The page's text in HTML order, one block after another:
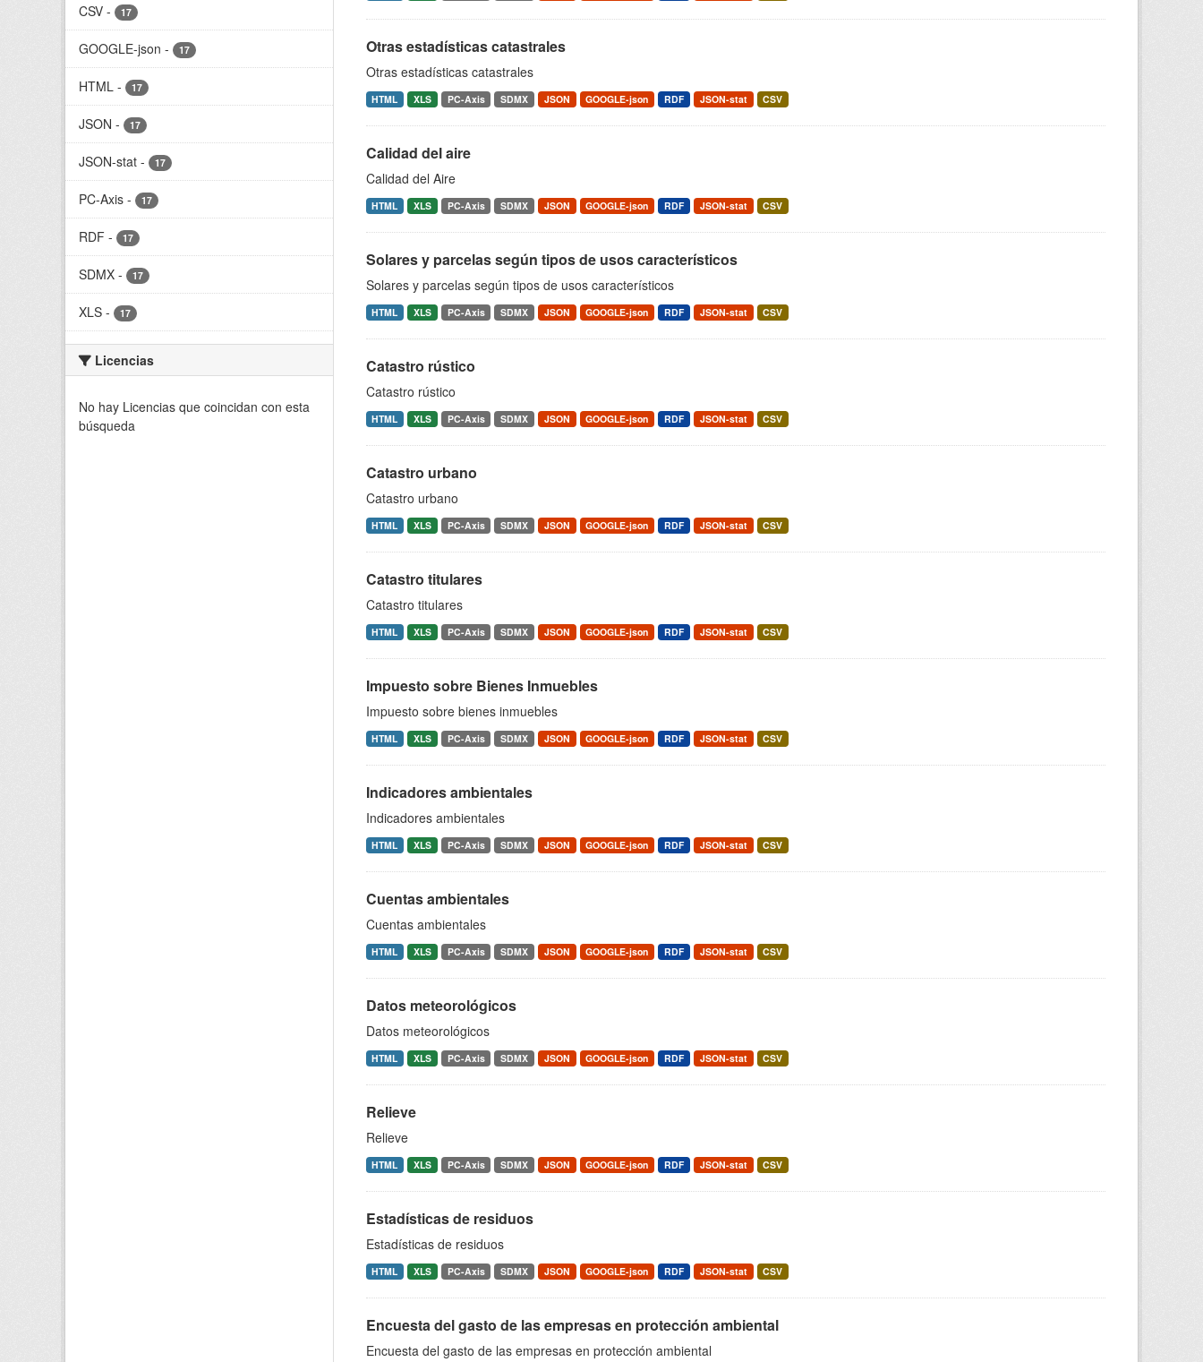
CSV - 17
GOOGLE-json - 17
HTML - 17
JSON - 17
JSON-stat - 17
PC-Axis - 17
RDF - 17
SDMX - 17
XLS - 17
Licencias
No hay Licencias que coincidan con esta
búsqueda
Otras estadísticas catastrales
Otras estadísticas catastrales
HTML XLS PC-Axis SDMX JSON GOOGLE-json RDF JSON-stat CSV
Calidad del aire
Calidad del Aire
HTML XLS PC-Axis SDMX JSON GOOGLE-json RDF JSON-stat CSV
Solares y parcelas según tipos de usos característicos
Solares y parcelas según tipos de usos característicos
HTML XLS PC-Axis SDMX JSON GOOGLE-json RDF JSON-stat CSV
Catastro rústico
Catastro rústico
HTML XLS PC-Axis SDMX JSON GOOGLE-json RDF JSON-stat CSV
Catastro urbano
Catastro urbano
HTML XLS PC-Axis SDMX JSON GOOGLE-json RDF JSON-stat CSV
Catastro titulares
Catastro titulares
HTML XLS PC-Axis SDMX JSON GOOGLE-json RDF JSON-stat CSV
Impuesto sobre Bienes Inmuebles
Impuesto sobre bienes inmuebles
HTML XLS PC-Axis SDMX JSON GOOGLE-json RDF JSON-stat CSV
Indicadores ambientales
Indicadores ambientales
HTML XLS PC-Axis SDMX JSON GOOGLE-json RDF JSON-stat CSV
Cuentas ambientales
Cuentas ambientales
HTML XLS PC-Axis SDMX JSON GOOGLE-json RDF JSON-stat CSV
Datos meteorológicos
Datos meteorológicos
HTML XLS PC-Axis SDMX JSON GOOGLE-json RDF JSON-stat CSV
Relieve
Relieve
HTML XLS PC-Axis SDMX JSON GOOGLE-json RDF JSON-stat CSV
Estadísticas de residuos
Estadísticas de residuos
HTML XLS PC-Axis SDMX JSON GOOGLE-json RDF JSON-stat CSV
Encuesta del gasto de las empresas en protección ambiental
Encuesta del gasto de las empresas en protección ambiental